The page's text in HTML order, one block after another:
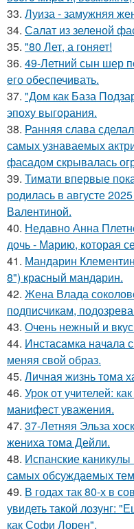
33. Луиза - замужняя
34. Салат из зеленой
35. "80 Лет, а гоняет!
36. 49-Летний сын шер
его обеспечивать.
37. "Дом как База
эпоху выгорания.
38. Ранняя слава
самых узнаваемых
фасадом скрывалась
39. Тимати впервые
родилась в августе
Валентиной.
40. Недавно Анна
дочь - Марию, которая
41. Мандарин
8") красный мандарин.
42. Жена Влада
подписчикам,
43. Очень нежный и
44. Инстасамка начала
меняя свой образ.
45. Личная жизнь тома
46. Урок от учителей:
манифест уважения.
47. 37-Летняя Эльза
жениха тома Дейли.
48. Испанские
самых обсуждаемых
49. В годах так 80-х в
увидеть такой лозунг:
как Софи Лорен".